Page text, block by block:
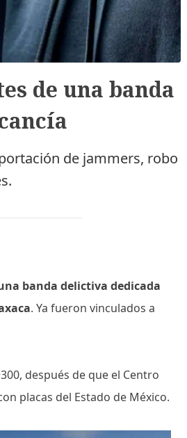
de una banda
de jammers, robo
banda delictiva dedicada
. Ya fueron vinculados a
después de que el Centro
placas del Estado de México.